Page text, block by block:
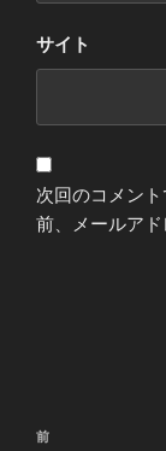
サイト
次回のコメン
前、メールアド
投
過
前